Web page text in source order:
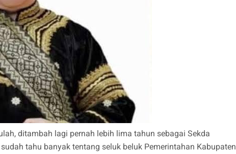
ditambah lagi pernah lebih lima tahun sebagai Sekda
tahu banyak tentang seluk beluk Pemerintahan Kabupaten